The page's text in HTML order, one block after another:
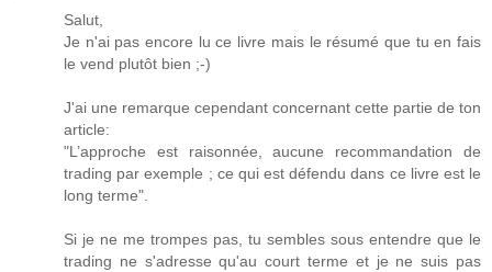
Salut,
Je n'ai pas encore lu ce livre mais le résumé que tu en fais
le vend plutôt bien ;-)
J'ai une remarque cependant concernant cette partie de ton
article:
"L’approche est raisonnée, aucune recommandation de
trading par exemple ; ce qui est défendu dans ce livre est le
long terme".
Si je ne me trompes pas, tu sembles sous entendre que le
trading ne s'adresse qu'au court terme et je ne suis pas